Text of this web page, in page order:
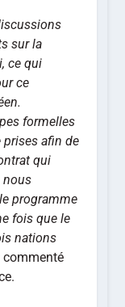
sur la
ce qui
ce
formelles
prises afin de
qui
nous
programme
fois que le
nations
commenté